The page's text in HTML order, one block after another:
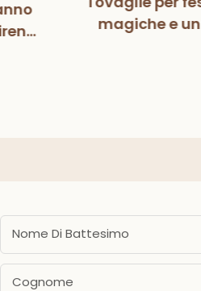
magiche e
Nome Di Battesimo
Cognome